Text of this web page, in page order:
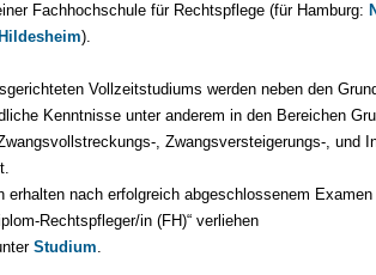
Fachhochschule für Rechtspflege (für Hamburg:
).
Vollzeitstudiums werden neben den
Kenntnisse unter anderem in den Bereichen
, Zwangsversteigerungs-, und
erhalten nach erfolgreich abgeschlossenem
Rechtspfleger/in (FH)“ verliehen
Studium.